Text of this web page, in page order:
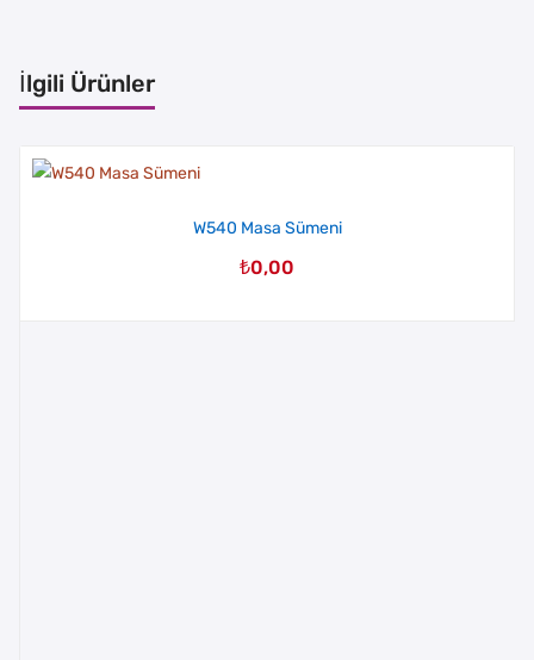
İlgili Ürünler
W540 Masa Sümeni
₺0,00